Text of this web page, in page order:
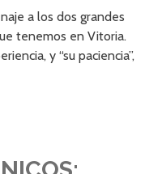
a los dos grandes
tenemos en Vitoria.
y “su paciencia”,